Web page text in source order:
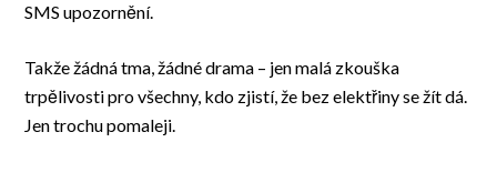
SMS upozornění.
Takže žádná tma, žádné drama – jen malá zkouška
trpělivosti pro všechny, kdo zjistí, že bez elektřiny se žít dá.
Jen trochu pomaleji.